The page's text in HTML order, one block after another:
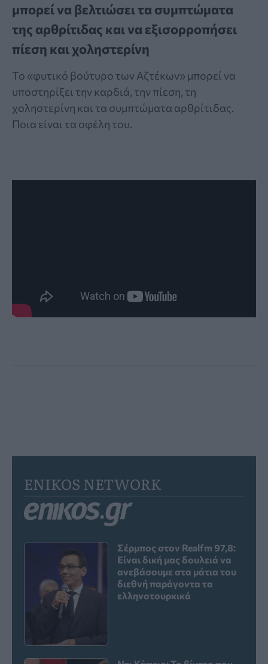
μπορεί να βελτιώσει τα συμπτώματα
της αρθρίτιδας και να εξισορροπήσει
πίεση και χοληστερίνη
Το «φυτικό βούτυρο των Αζτέκων» μπορεί να
υποστηρίξει την καρδιά, την πίεση, τη
χοληστερίνη και τα συμπτώματα αρθρίτιδας.
Ποια είναι τα οφέλη του.
ENIKOS NETWORK
Σέρμπος στον Realfm 97,8:
Είναι δική μας δουλειά να
ανεβάσουμε στα μάτια του
διεθνή παράγοντα τα
ελληνοτουρκικά